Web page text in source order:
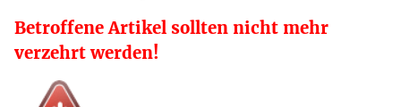
Betroffene Artikel sollten nicht mehr
verzehrt werden!